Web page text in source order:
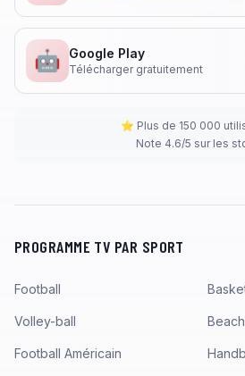
🤖 Google Play
Télécharger gratuitement
⭐ Plus de 150 000
Note 4.6/5 sur les
PROGRAMME TV PAR SPORT
Football
Volley-ball
Football Américain